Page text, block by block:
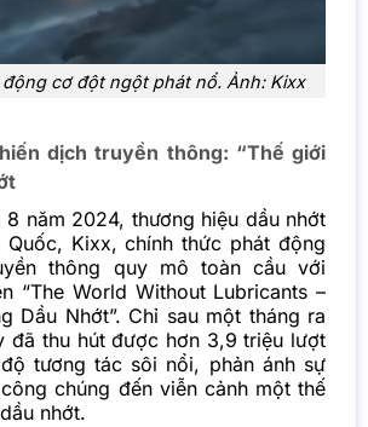
cơ đột ngột phát nổ. Ảnh: Kixx
dịch truyền thông: “Thế giới
8 năm 2024, thương hiệu dầu nhớt
Quốc, Kixx, chính thức phát động
thông quy mô toàn cầu với
“The World Without Lubricants –
Dầu Nhớt”. Chỉ sau một tháng ra
đã thu hút được hơn 3,9 triệu lượt
tương tác sôi nổi, phản ánh sự
chúng đến viễn cảnh một thế
nhớt.